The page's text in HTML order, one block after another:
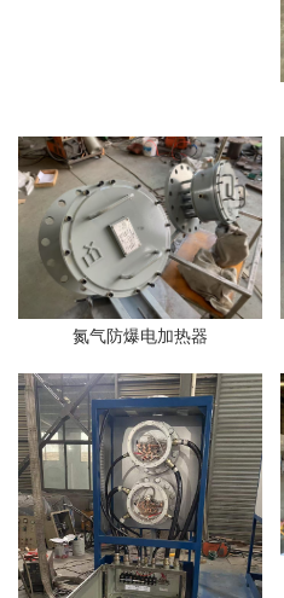
氮气防爆电加热器